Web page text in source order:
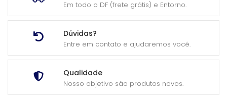
Em todo o DF (frete grátis) e Entorno.
Dúvidas?
Entre em contato e ajudaremos você.
Qualidade
Nosso objetivo são produtos novos.